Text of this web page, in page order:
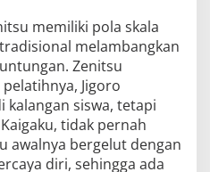
memiliki pola skala
melambangkan
Zenitsu
Jigoro
kalangan siswa, tetapi
tidak pernah
awalnya bergelut dengan
diri, sehingga ada